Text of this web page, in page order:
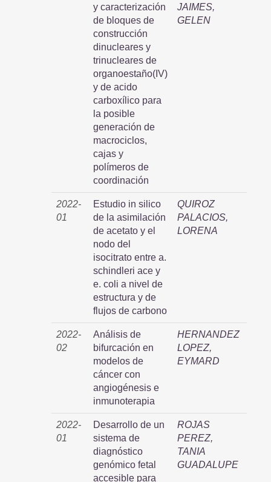
y caracterización
de bloques de
construcción
dinucleares y
trinucleares de
organoestaño(IV)
y de acido
carboxílico para
la posible
generación de
macrociclos,
cajas y
polímeros de
coordinación
JAIMES,
GELEN
2022-
01
Estudio in silico
de la asimilación
de acetato y el
nodo del
isocitrato entre a.
schindleri ace y
e. coli a nivel de
estructura y de
flujos de carbono
QUIROZ
PALACIOS,
LORENA
2022-
02
Análisis de
bifurcación en
modelos de
cáncer con
angiogénesis e
inmunoterapia
HERNANDEZ
LOPEZ,
EYMARD
2022-
01
Desarrollo de un
sistema de
diagnóstico
genómico fetal
accesible para
ROJAS
PEREZ,
TANIA
GUADALUPE